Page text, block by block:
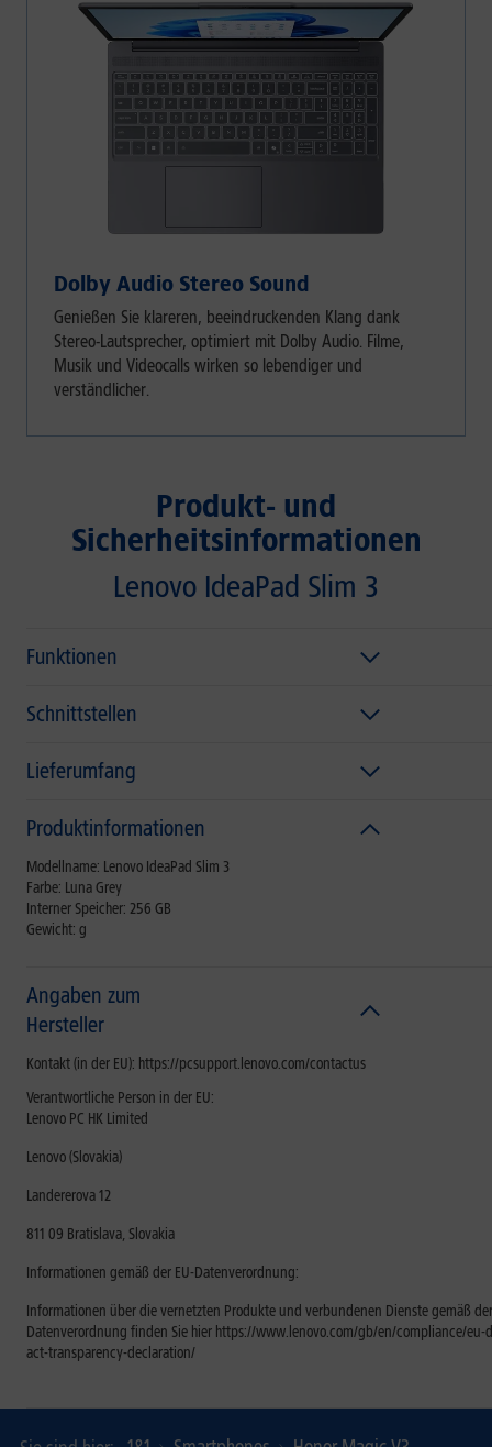
Dolby Audio Stereo Sound
Genießen Sie klareren, beeindruckenden Klang dank
Stereo-Lautsprecher, optimiert mit Dolby Audio. Filme,
Musik und Videocalls wirken so lebendiger und
verständlicher.
Produkt- und
Sicherheitsinformationen
Lenovo IdeaPad Slim 3
Funktionen
Schnittstellen
Lieferumfang
Produktinformationen
Modellname: Lenovo IdeaPad Slim 3
Farbe: Luna Grey
Interner Speicher: 256 GB
Gewicht: g
Angaben zum
Hersteller
Kontakt (in der EU): https://pcsupport.lenovo.com/contactus
Verantwortliche Person in der EU:
Lenovo PC HK Limited
Lenovo (Slovakia)
Landererova 12
811 09 Bratislava, Slovakia
Informationen gemäß der EU-Datenverordnung:
Informationen über die vernetzten Produkte und verbundenen Dienste gemäß
Datenverordnung finden Sie hier https://www.lenovo.com/gb/en/compliance/eu-
act-transparency-declaration/